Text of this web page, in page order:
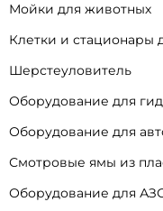
Мойки для животных
Клетки и стационары
Шерстеуловитель
Оборудование для
Оборудование для
Смотровые ямы из
Оборудование для